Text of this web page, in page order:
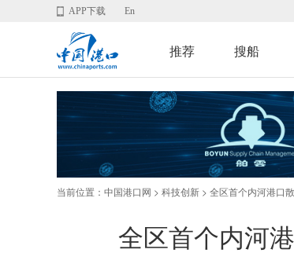
APP下载 En
推荐 搜船
当前位置： 中国港口网 > 科技创新 > 全区首个内河港口
全区首个内河